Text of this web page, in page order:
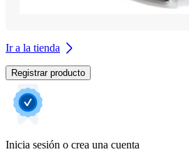
Ir a la tienda
Registrar producto
Inicia sesión o crea una cuenta